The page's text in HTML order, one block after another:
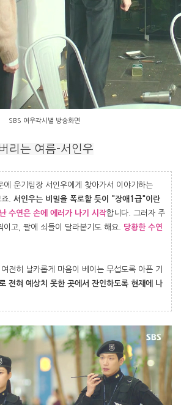
SBS 여우각시별 방송화면
리는 여름-서인우
에 운기팀장 서인우에게 찾아가서 이야기하는
.
서인우는 비밀을 폭로할 듯이 "장애1급"이란
수연은 손에 에러가 나기 시작합니다. 그러자 주
이고, 팔에 쇠들이 달라붙기도 해요. 당황한 수연
전히 날카롭게 마음이 베이는 무섭도록 아픈 기
전혀 예상치 못한 곳에서 잔인하도록 현재에 나